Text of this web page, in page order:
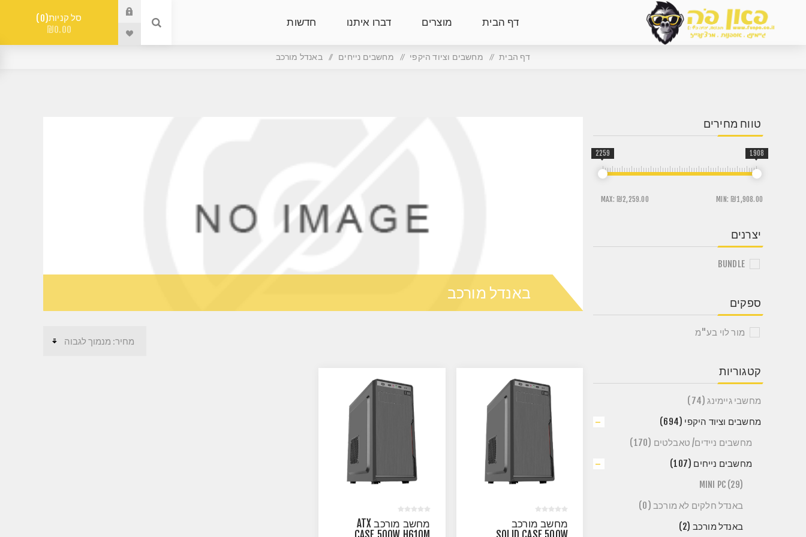
דף הבית מוצרים דברו איתנו חדשות סל קניות 0
₪0.00
דף הבית / מחשבים וציוד היקפי / מחשבים נייחים / באנדל מורכב
באנדל מורכב
מחשב מורכב
מחשב מורכב ATX
טווח מחירים
MIN: ₪1,908.00
MAX: ₪2,259.00
2259 1908
יצרנים
BUNDLE
ספקים
מור לוי בע"מ
קטגוריות
מחשבי גיימינג (74)
מחשבים וציוד היקפי (694)
מחשבים ניידים/ טאבלטים (170)
מחשבים נייחים (107)
MINI PC (29)
באנדל חלקים לא מורכב (0)
באנדל מורכב (2)